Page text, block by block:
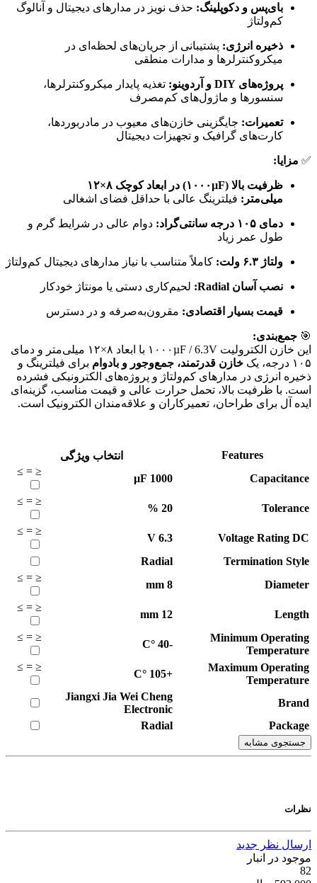
بای‌پس و دکوپلینگ: حذف نویز در مدارهای دیجیتال و آنالوگ
کم‌ولتاژ
ذخیره انرژی: پشتیبانی از جریان‌های لحظه‌ای در
میکروکنترلرها و مدارات منطقی
پروژه‌های DIY و آردوینو:
تغذیه پایدار میکروکنترلرها،
سنسورها و ماژول‌های کم‌مصرف
تعمیرات: جایگزینی خازن‌های معیوب در مادربوردها،
کارت‌های گرافیک و تجهیزات دیجیتال
✅ مزایا:
ظرفیت بالا (۱۰۰۰µF) در ابعاد کوچک ۸×۱۲
میلی‌متر: فیلترینگ عالی با حداقل فضای اشغالی
دمای ۱۰۵ درجه سانتی‌گراد:
دوام عالی در شرایط گرم و
طول عمر زیاد
ولتاژ ۶.۳ ولت: کاملاً متناسب با نیاز مدارهای دیجیتال کم‌ولتاژ
نصب آسان Radial: لحیم‌کاری دستی یا مونتاژ خودکار
قیمت بسیار اقتصادی: مقرون‌به‌صرفه و در دسترس
🎯 جمع‌بندی:
این خازن الکترولیت ۱۰۰۰µF / 6.3V با ابعاد ۸×۱۲ میلی‌متر و دمای
۱۰۵ درجه، یک
خازن قدرتمند، جمع‌وجور و بادوام برای فیلترینگ و
ذخیره انرژی در مدارهای کم‌ولتاژ و پروژه‌های الکترونیکی فشرده
است. با ظرفیت بالا، تحمل حرارت عالی و قیمت مناسب، گزینه‌ای
ایده آل برای طراحان، تعمیرکاران و علاقه‌مندان الکترونیک است.
Features
انتخاب ویژگی
Capacitance
1000
µF
≤
=
≥
Tolerance
20
%
≤
=
≥
Voltage Rating DC
6.3
V
≤
=
≥
Termination Style
Radial
Diameter
8
mm
≤
=
≥
Length
12
mm
≤
=
≥
Minimum Operating
Temperature
-40
°C
≤
=
≥
Maximum Operating
Temperature
+105
°C
≤
=
≥
Brand
Jiangxi Jia Wei Cheng
Electronic
Package
Radial
جستجوی مشابه
نظرات
ارسال نظر جدید
موجود در انبار
82